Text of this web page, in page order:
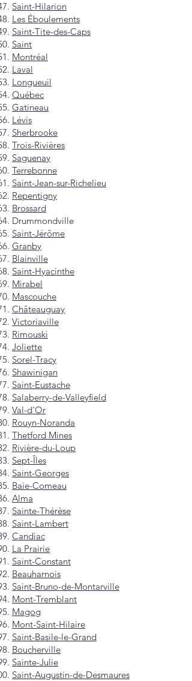
Saint-Hilarion
Les Éboulements
Saint-Tite-des-Caps
Saint
Montréal
Laval
Longueuil
Québec
Gatineau
Lévis
Sherbrooke
Trois-Rivières
Saguenay
Terrebonne
Saint-Jean-sur-Richelieu
Repentigny
Brossard
Drummondville
Saint-Jérôme
Granby
Blainville
Saint-Hyacinthe
Mirabel
Mascouche
Châteauguay
Victoriaville
Rimouski
Joliette
Sorel-Tracy
Shawinigan
Saint-Eustache
Salaberry-de-Valleyfield
Val-d'Or
Rouyn-Noranda
Thetford Mines
Rivière-du-Loup
Sept-Îles
Saint-Georges
Baie-Comeau
Alma
Sainte-Thérèse
Saint-Lambert
Candiac
La Prairie
Saint-Constant
Beauharnois
Saint-Bruno-de-Montarville
Mont-Tremblant
Magog
Mont-Saint-Hilaire
Saint-Basile-le-Grand
Boucherville
Sainte-Julie
Saint-Augustin-de-Desmaures